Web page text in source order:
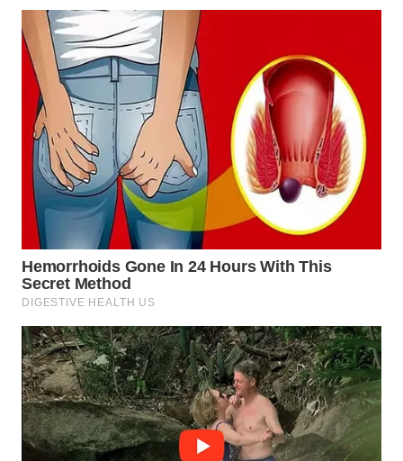
PADANG
LAWAS
WN
SUMEDANG
WN
CIANJUR
WN
KEPULAUAN
SERIBU
WN
WN
BINJAI
WN
CIREBON